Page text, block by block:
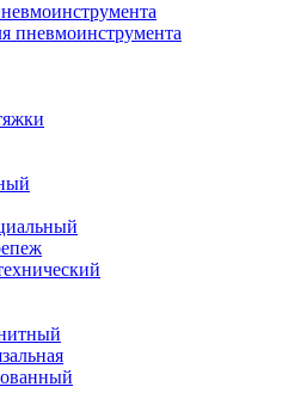
пневмоинструмента